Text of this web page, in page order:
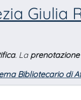
Giulia
. La
Bibliotecario di